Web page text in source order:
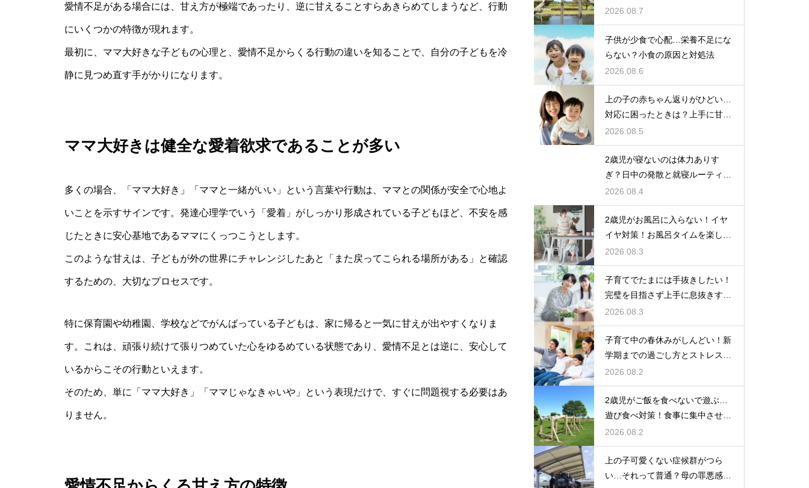
愛情不足がある場合には、甘え方が極端であったり、逆に甘えることすらあきらめてしまうなど、行動
にいくつかの特徴が現れます。
最初に、ママ大好きな子どもの心理と、愛情不足からくる行動の違いを知ることで、自分の子どもを冷
静に見つめ直す手がかりになります。
ママ大好きは健全な愛着欲求であることが多い
多くの場合、「ママ大好き」「ママと一緒がいい」という言葉や行動は、ママとの関係が安全で心地よ
いことを示すサインです。発達心理学でいう「愛着」がしっかり形成されている子どもほど、不安を感
じたときに安心基地であるママにくっつこうとします。
このような甘えは、子どもが外の世界にチャレンジしたあと「また戻ってこられる場所がある」と確認
するための、大切なプロセスです。
特に保育園や幼稚園、学校などでがんばっている子どもは、家に帰ると一気に甘えが出やすくなりま
す。これは、頑張り続けて張りつめていた心をゆるめている状態であり、愛情不足とは逆に、安心して
いるからこその行動といえます。
そのため、単に「ママ大好き」「ママじゃなきゃいや」という表現だけで、すぐに問題視する必要はあ
りません。
の後の家計の変化
2026.08.7
子供が少食で心配…栄養不足にな
らない？小食の原因と対処法
2026.08.6
上の子の赤ちゃん返りがひどい…
対応に困ったときは？上手に甘え
させつつ成長を促す接し方
2026.08.5
2歳児が寝ないのは体力ありす
ぎ？日中の発散と就寝ルーティン
でぐっすり作戦
2026.08.4
2歳児がお風呂に入らない！イヤ
イヤ対策！お風呂タイムを楽しく
するアイデア
2026.08.3
子育てでたまには手抜きしたい！
完璧を目指さず上手に息抜きする
ライフハック集
2026.08.3
子育て中の春休みがしんどい！新
学期までの過ごし方とストレス軽
減アイデア
2026.08.2
2歳児がご飯を食べないで遊ぶ…
遊び食べ対策！食事に集中させる
環境づくり
2026.08.2
上の子可愛くない症候群がつら
い…それって普通？母の罪悪感を